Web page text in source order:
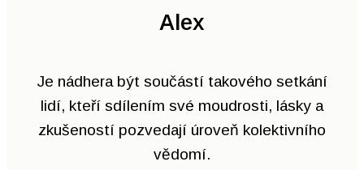
Alex
Je nádhera být součástí takového setkání
lidí, kteří sdílením své moudrosti, lásky a
zkušeností pozvedají úroveň kolektivního
vědomí.